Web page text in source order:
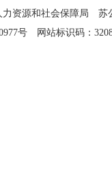
力资源和社会保障局 苏
号 网站标识码：